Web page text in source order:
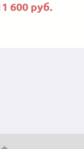
600 руб.